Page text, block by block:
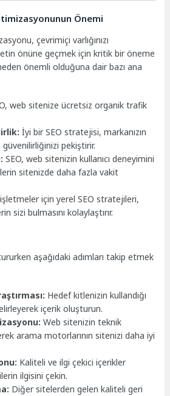
Önemi
çevrimiçi varlığınızı
önüne geçmek için kritik bir öneme
önemli olduğuna dair bazı ana
web sitenize ücretsiz organik trafik
İyi bir SEO stratejisi, markanızın
pekiştirir.
SEO, web sitenizin kullanıcı deneyimini
sitenizde daha fazla vakit
için yerel SEO stratejileri,
sizi bulmasını kolaylaştırır.
aşağıdaki adımları takip etmek
Hedef kitlenizin kullandığı
içerik oluşturun.
Web sitenizin teknik
arama motorlarının sitenizi daha iyi
Kaliteli ve ilgi çekici içerikler
ilgisini çekin.
Diğer sitelerden gelen kaliteli geri